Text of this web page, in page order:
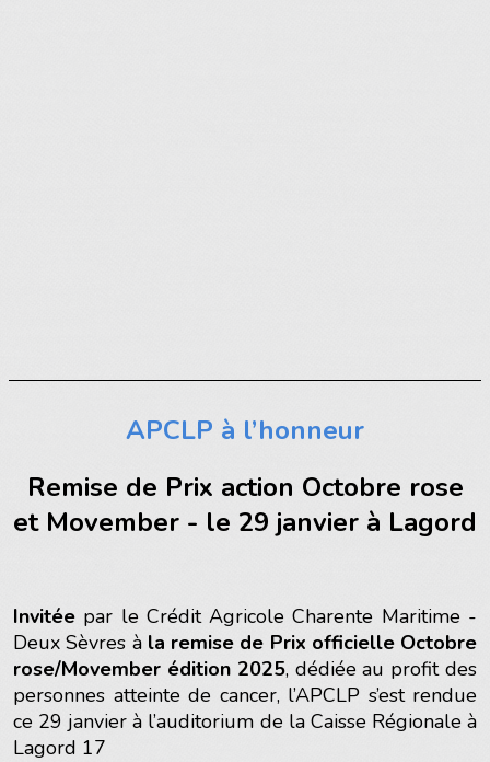
APCLP à l’honneur
Remise de Prix action Octobre rose
et Movember - le 29 janvier à Lagord
Invitée par le Crédit Agricole Charente Maritime -
Deux Sèvres à la remise de Prix officielle Octobre
rose/Movember édition 2025, dédiée au profit des
personnes atteinte de cancer, l’APCLP s’est rendue
ce 29 janvier à l’auditorium de la Caisse Régionale à
Lagord 17